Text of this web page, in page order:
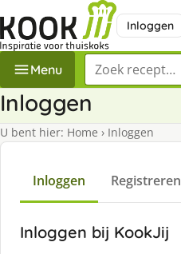
Inloggen
Menu Zoek een recept
Inloggen
U bent hier: Home › Inloggen
Inloggen Registreren
Inloggen bij KookJij